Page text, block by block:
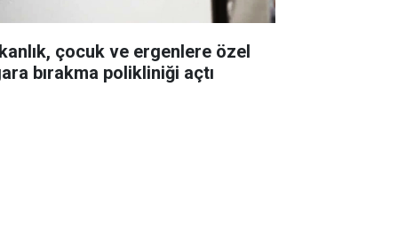
çocuk ve ergenlere özel
bırakma polikliniği açtı